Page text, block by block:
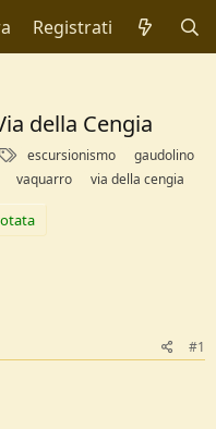
Registrati
della Cengia
a
escursionismo
gaudolino
vaquarro via della cengia
#1